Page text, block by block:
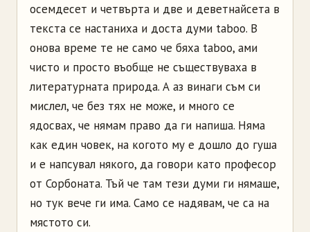
осемдесет и четвърта и две и деветнайсета в
текста се настаниха и доста думи taboo. В
онова време те не само че бяха taboo, ами
чисто и просто въобще не съществуваха в
литературната природа. А аз винаги съм си
мислел, че без тях не може, и много се
ядосвах, че нямам право да ги напиша. Няма
как един човек, на когото му е дошло до гуша
и е напсувал някого, да говори като професор
от Сорбоната. Тъй че там тези думи ги нямаше,
но тук вече ги има. Само се надявам, че са на
мястото си.